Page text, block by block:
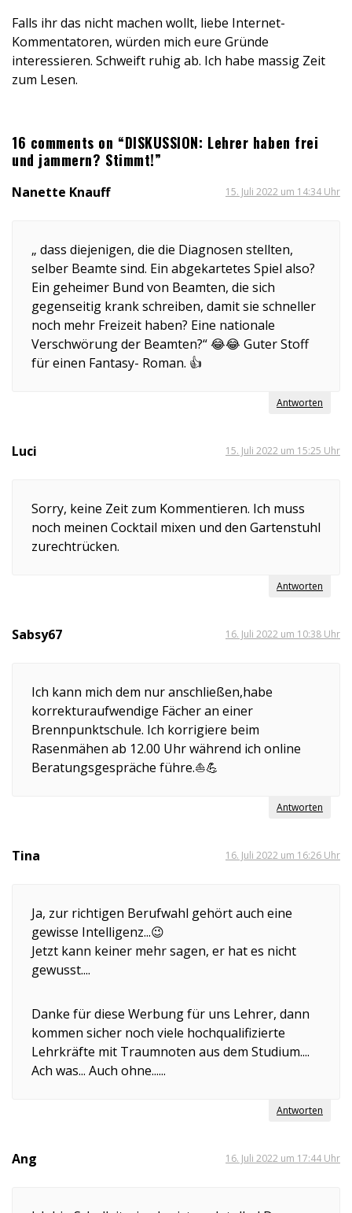
Falls ihr das nicht machen wollt, liebe Internet-
Kommentatoren, würden mich eure Gründe
interessieren. Schweift ruhig ab. Ich habe massig Zeit
zum Lesen.
16 comments on “DISKUSSION: Lehrer haben frei
und jammern? Stimmt!”
Nanette Knauff 15. Juli 2022 um 14:34 Uhr
„ dass diejenigen, die die Diagnosen stellten,
selber Beamte sind. Ein abgekartetes Spiel also?
Ein geheimer Bund von Beamten, die sich
gegenseitig krank schreiben, damit sie schneller
noch mehr Freizeit haben? Eine nationale
Verschwörung der Beamten?“ 😂😂 Guter Stoff
für einen Fantasy- Roman. 👍
Antworten
Luci 15. Juli 2022 um 15:25 Uhr
Sorry, keine Zeit zum Kommentieren. Ich muss
noch meinen Cocktail mixen und den Gartenstuhl
zurechtrücken.
Antworten
Sabsy67 16. Juli 2022 um 10:38 Uhr
Ich kann mich dem nur anschließen,habe
korrekturaufwendige Fächer an einer
Brennpunktschule. Ich korrigiere beim
Rasenmähen ab 12.00 Uhr während ich online
Beratungsgespräche führe.⛵💪
Antworten
Tina 16. Juli 2022 um 16:26 Uhr
Ja, zur richtigen Berufwahl gehört auch eine
gewisse Intelligenz...😉
Jetzt kann keiner mehr sagen, er hat es nicht
gewusst....
Danke für diese Werbung für uns Lehrer, dann
kommen sicher noch viele hochqualifizierte
Lehrkräfte mit Traumnoten aus dem Studium....
Ach was... Auch ohne......
Antworten
Ang 16. Juli 2022 um 17:44 Uhr